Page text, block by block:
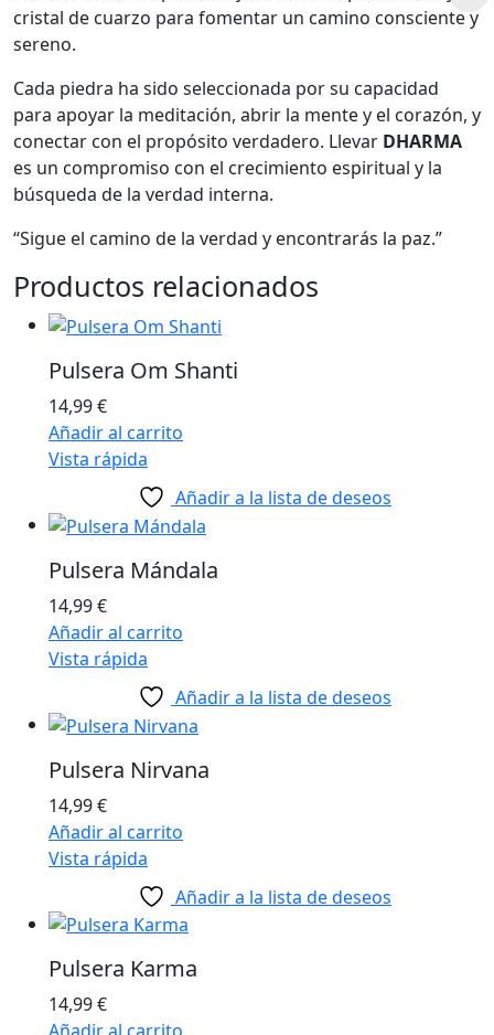
cristal de cuarzo para fomentar un camino consciente y
sereno.
Cada piedra ha sido seleccionada por su capacidad
para apoyar la meditación, abrir la mente y el corazón, y
conectar con el propósito verdadero. Llevar DHARMA
es un compromiso con el crecimiento espiritual y la
búsqueda de la verdad interna.
“Sigue el camino de la verdad y encontrarás la paz.”
Productos relacionados
Pulsera Om Shanti
14,99€
Añadir al carrito
Vista rápida
Añadir a la lista de deseos
Pulsera Mándala
14,99€
Añadir al carrito
Vista rápida
Añadir a la lista de deseos
Pulsera Nirvana
14,99€
Añadir al carrito
Vista rápida
Añadir a la lista de deseos
Pulsera Karma
14,99€